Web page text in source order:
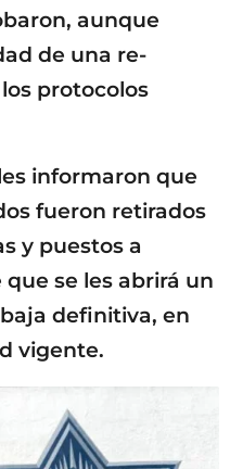
aunque
de una re-
protocolos
informaron que
fueron retirados
y puestos a
se les abrirá un
definitiva, en
vigente.